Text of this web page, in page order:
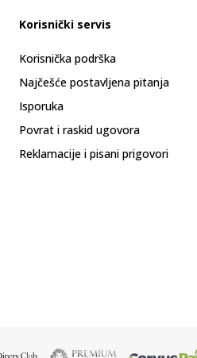
Korisnički servis
Korisnička podrška
Najčešće postavljena pitanja
Isporuka
Povrat i raskid ugovora
Reklamacije i pisani prigovori